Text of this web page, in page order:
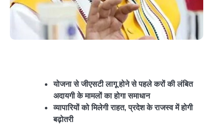
योजना से जीएसटी लागू होने से पहले करों की लंबित
अदायगी के मामलों का होगा समाधान
व्यापारियों को मिलेगी राहत, प्रदेश के राजस्व में होगी
बढ़ोतरी